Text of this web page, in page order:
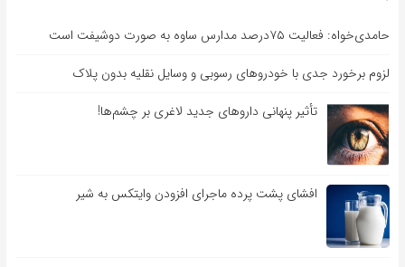
حامدی‌خواه: فعالیت ۷۵درصد مدارس ساوه به صورت دوشیفت است
لزوم برخورد جدی با خودروهای رسوبی و وسایل نقلیه بدون پلاک
تأثیر پنهانی داروهای جدید لاغری بر چشم‌ها!
افشای پشت پرده ماجرای افزودن وایتکس به شیر